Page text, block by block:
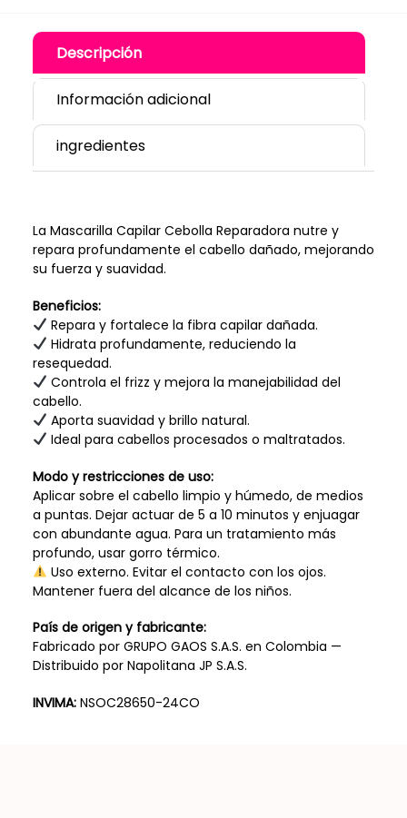
Descripción
Información adicional
ingredientes
La Mascarilla Capilar Cebolla Reparadora nutre y
repara profundamente el cabello dañado, mejorando
su fuerza y suavidad.
Beneficios:
Repara y fortalece la fibra capilar dañada.
Hidrata profundamente, reduciendo la
resequedad.
Controla el frizz y mejora la manejabilidad del
cabello.
Aporta suavidad y brillo natural.
Ideal para cabellos procesados o maltratados.
Modo y restricciones de uso:
Aplicar sobre el cabello limpio y húmedo, de medios
a puntas. Dejar actuar de 5 a 10 minutos y enjuagar
con abundante agua. Para un tratamiento más
profundo, usar gorro térmico.
Uso externo. Evitar el contacto con los ojos.
Mantener fuera del alcance de los niños.
País de origen y fabricante:
Fabricado por GRUPO GAOS S.A.S. en Colombia —
Distribuido por Napolitana JP S.A.S.
INVIMA:NSOC28650-24CO